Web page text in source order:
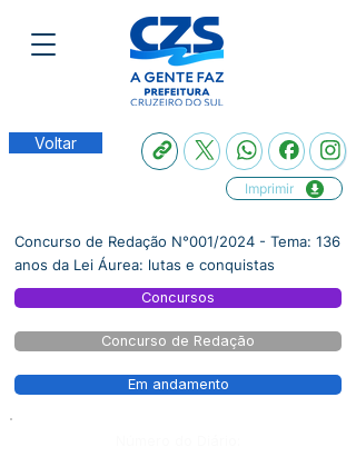
Voltar
Imprimir
Concurso de Redação N°001/2024 - Tema: 136
anos da Lei Áurea: lutas e conquistas
Concursos
Concurso de Redação
Em andamento